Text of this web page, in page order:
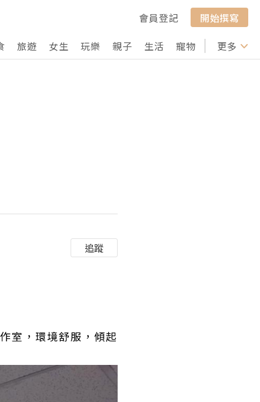
會員登記
開始撰寫
旅遊 女生 玩樂 親子 生活 寵物 行山 打卡
更多
追蹤
室，環境舒服，傾起